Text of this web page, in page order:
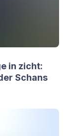
in zicht:
Schans